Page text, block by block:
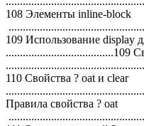
108 Элементы inline-block
109 Использование display
......................................109
110 Свойства ? oat и clear
Правила свойства ? oat